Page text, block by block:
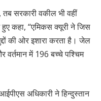
सरकारी वकील भी वहीं
कहा, “एमिकस क्यूरी ने जिस
की ओर इशारा करता है। जेल
वर्तमान में 196 बच्चे पश्चिम
अधिकारी ने हिन्दुस्तान